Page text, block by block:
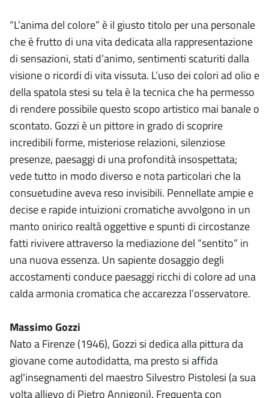
“L’anima del colore” è il giusto titolo per una personale
che è frutto di una vita dedicata alla rappresentazione
di sensazioni, stati d’animo, sentimenti scaturiti dalla
visione o ricordi di vita vissuta. L’uso dei colori ad olio e
della spatola stesi su tela è la tecnica che ha permesso
di rendere possibile questo scopo artistico mai banale o
scontato. Gozzi è un pittore in grado di scoprire
incredibili forme, misteriose relazioni, silenziose
presenze, paesaggi di una profondità insospettata;
vede tutto in modo diverso e nota particolari che la
consuetudine aveva reso invisibili. Pennellate ampie e
decise e rapide intuizioni cromatiche avvolgono in un
manto onirico realtà oggettive e spunti di circostanze
fatti rivivere attraverso la mediazione del “sentito” in
una nuova essenza. Un sapiente dosaggio degli
accostamenti conduce paesaggi ricchi di colore ad una
calda armonia cromatica che accarezza l’osservatore.
Massimo Gozzi
Nato a Firenze (1946), Gozzi si dedica alla pittura da
giovane come autodidatta, ma presto si affida
agl'insegnamenti del maestro Silvestro Pistolesi (a sua
volta allievo di Pietro Annigoni). Frequenta con